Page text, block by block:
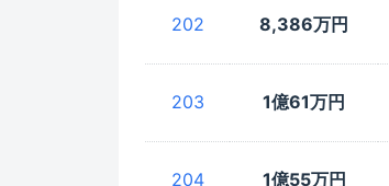
202 8,386万円
203 1億61万円
204 1億55万円